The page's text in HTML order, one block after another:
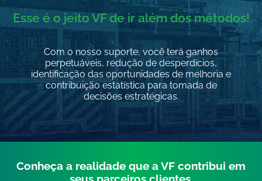
Esse é o jeito VF de ir além dos métodos!
Com o nosso suporte, você terá ganhos
perpetuáveis, redução de desperdícios,
identificação das oportunidades de melhoria e
contribuição estatística para tomada de
decisões estratégicas.
Conheça a realidade que a VF contribui em